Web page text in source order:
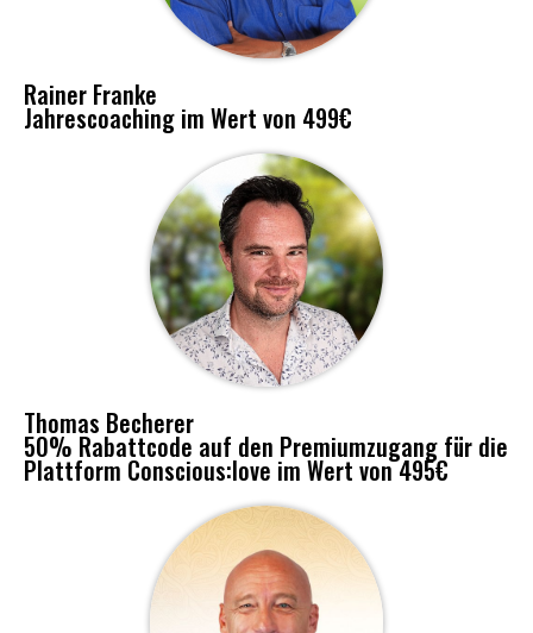
Rainer Franke
Jahrescoaching im Wert von 499€
Thomas Becherer
50% Rabattcode auf den Premiumzugang für die
Plattform Conscious:love im Wert von 495€